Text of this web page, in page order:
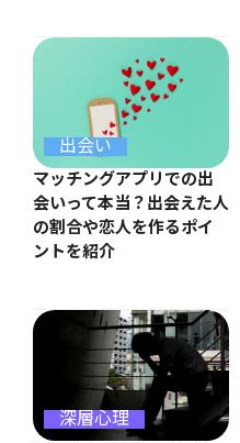
出会い
マッチングアプリでの出
会いって本当？出会えた人
の割合や恋人を作るポイ
ントを紹介
深層心理